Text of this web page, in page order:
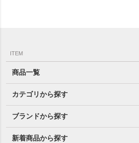
ITEM
商品一覧
カテゴリから探す
ブランドから探す
新着商品から探す